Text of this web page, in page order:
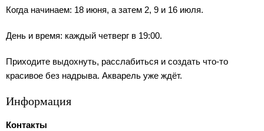
Когда начинаем: 18 июня, а затем 2, 9 и 16 июля.
День и время: каждый четверг в 19:00.
Приходите выдохнуть, расслабиться и создать что-то
красивое без надрыва. Акварель уже ждёт.
Информация
Контакты